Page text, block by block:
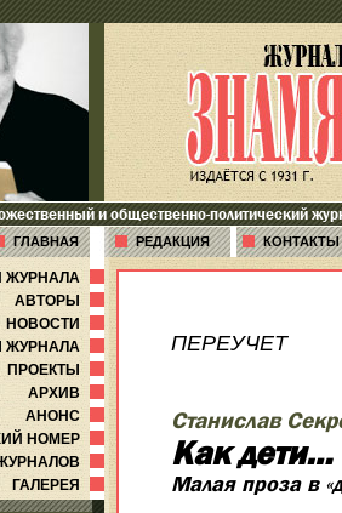
и общественно-политический
ГЛАВНАЯ РЕДАКЦИЯ КОНТАКТЫ
ЖУРНАЛА
АВТОРЫ
НОВОСТИ
ЖУРНАЛА
ПРОЕКТЫ
АРХИВ
АНОНС
НОМЕР
ЖУРНАЛОВ
ГАЛЕРЕЯ
ПЕРЕУЧЕТ
Станислав
Как дети…
Малая проза в